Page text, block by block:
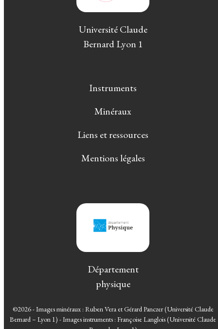
Université Claude
Bernard Lyon 1
Instruments
Minéraux
Liens et ressources
Mentions légales
Département
physique
©2026 - Images minéraux : Ruben Vera et Gérard Panczer (Université Claude
Bernard – Lyon 1) - Images instruments : Françoise Langlois (Université Claude